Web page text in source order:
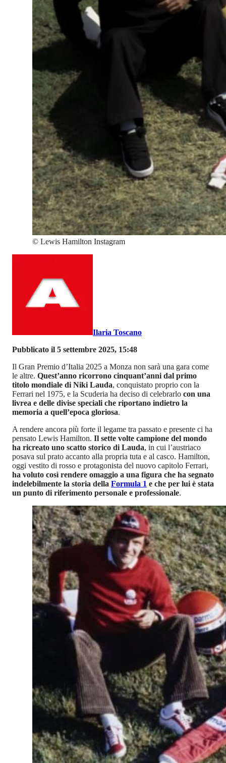
© Lewis Hamilton Instagram
Ilaria Toscano
Pubblicato il 5 settembre 2025, 15:48
Il Gran Premio d’Italia 2025 a Monza non sarà una gara come
le altre. Quest’anno ricorrono cinquant’anni dal primo
titolo mondiale di Niki Lauda, conquistato proprio con la
Ferrari nel 1975, e la Scuderia ha deciso di celebrarlo con una
livrea e delle divise speciali che riportano indietro la
memoria a quell’epoca gloriosa.
A rendere ancora più forte il legame tra passato e presente ci ha
pensato Lewis Hamilton. Il sette volte campione del mondo
ha ricreato uno scatto storico di Lauda, in cui l’austriaco
posava sul prato accanto alla propria tuta e al casco. Hamilton,
oggi vestito di rosso e protagonista del nuovo capitolo Ferrari,
ha voluto così rendere omaggio a una figura che ha segnato
indelebilmente la storia della Formula 1 e che per lui è stata
un punto di riferimento personale e professionale.